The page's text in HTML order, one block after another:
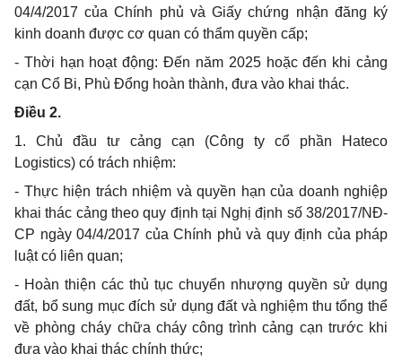
04/4/2017 của Chính phủ và Giấy chứng nhận đăng ký
kinh doanh được cơ quan có thẩm quyền cấp;
- Thời hạn hoạt động: Đến năm 2025 hoặc đến khi cảng
cạn Cổ Bi, Phù Đổng hoàn thành, đưa vào khai thác.
Điều 2.
1. Chủ đầu tư cảng cạn (Công ty cổ phần Hateco
Logistics) có trách nhiệm:
- Thực hiện trách nhiệm và quyền hạn của doanh nghiệp
khai thác cảng theo quy định tại Nghị định số 38/2017/NĐ-
CP ngày 04/4/2017 của Chính phủ và quy định của pháp
luật có liên quan;
- Hoàn thiện các thủ tục chuyển nhượng quyền sử dụng
đất, bổ sung mục đích sử dụng đất và nghiệm thu tổng thể
về phòng cháy chữa cháy công trình cảng cạn trước khi
đưa vào khai thác chính thức;